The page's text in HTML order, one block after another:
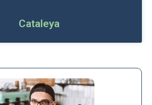
Cataleya